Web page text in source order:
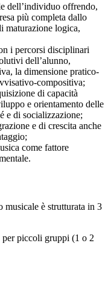
dell’individuo offrendo,
più completa dallo
maturazione logica,
i percorsi disciplinari
dell’alunno,
la dimensione pratico-
compositiva;
di capacità
e orientamento delle
e di socializzazione;
e di crescita anche
come fattore
musicale è strutturata in 3
per piccoli gruppi (1 o 2